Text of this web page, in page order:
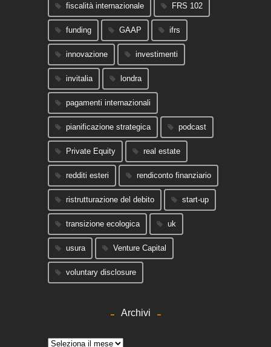
fiscalità internazionale FRS 102
funding GAAP ifrs
innovazione investimenti
invitalia londra
pagamenti internazionali
pianificazione strategica podcast
Private Equity real estate
redditi esteri rendiconto finanziario
ristrutturazione del debito start-up
transizione ecologica uk
usura Venture Capital
voluntary disclosure
Archivi
Archivi